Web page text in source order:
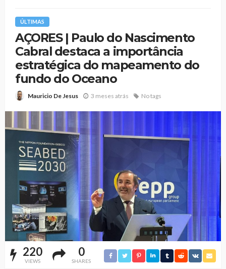
ÚLTIMAS
AÇORES | Paulo do Nascimento
Cabral destaca a importância
estratégica do mapeamento do
fundo do Oceano
Mauricio De Jesus 3 meses atrás No tags
220
VIEWS
0
SHARES